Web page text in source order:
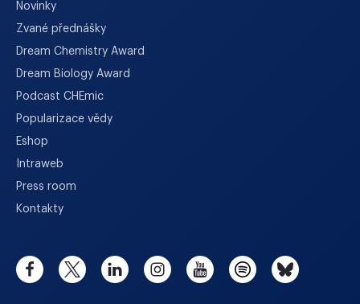
Novinky
Zvané přednášky
Dream Chemistry Award
Dream Biology Award
Podcast CHEmic
Popularizace vědy
Eshop
Intraweb
Press room
Kontakty